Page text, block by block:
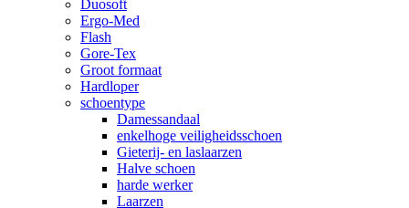
Duosoft
Ergo-Med
Flash
Gore-Tex
Groot formaat
Hardloper
schoentype
Damessandaal
enkelhoge veiligheidsschoen
Gieterij- en laslaarzen
Halve schoen
harde werker
Laarzen